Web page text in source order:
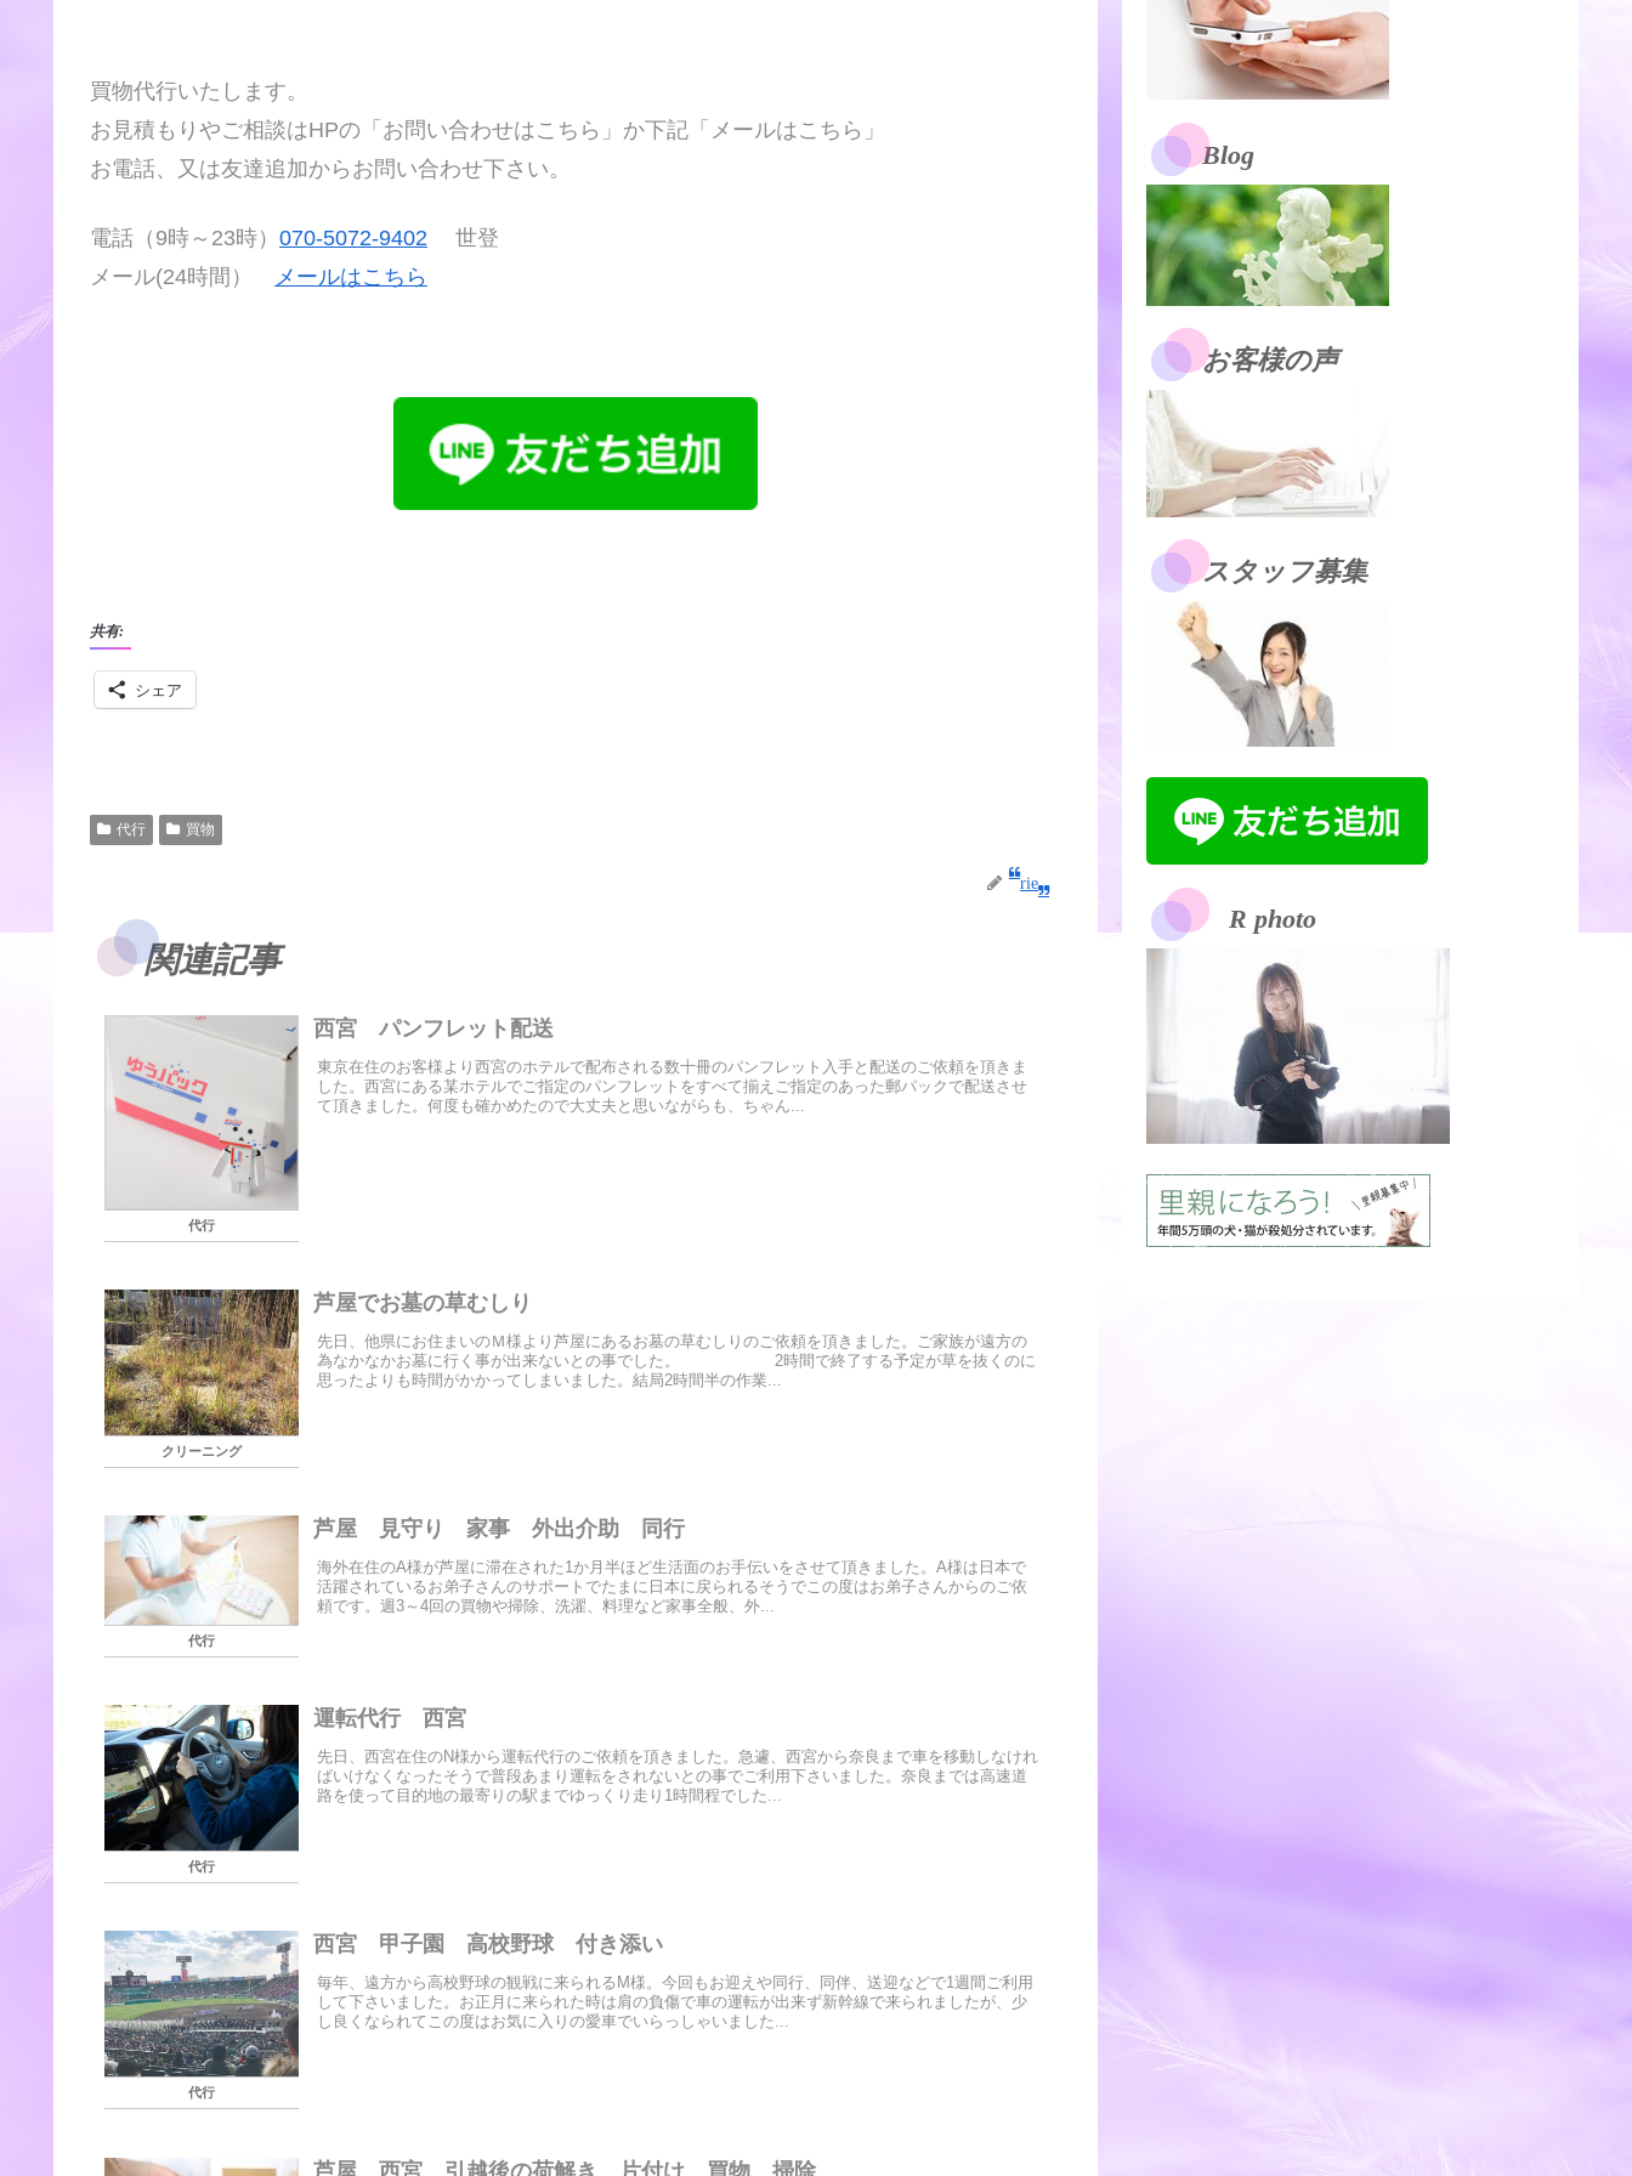
買物代行いたします。
お見積もりやご相談はHPの「お問い合わせはこちら」か下記「メールはこちら」
お電話、又は友達追加からお問い合わせ下さい。
電話（9時～23時） 070-5072-9402 世登
メール(24時間） メールはこちら
共有:
シェア
代行 買物
rie
関連記事
代行
西宮 パンフレット配送
東京在住のお客様より西宮のホテルで配布される数十冊のパンフレット入手と配送のご依頼を頂きま
した。西宮にある某ホテルでご指定のパンフレットをすべて揃えご指定のあった郵パックで配送させ
て頂きました。何度も確かめたので大丈夫と思いながらも、ちゃん...
クリーニング
芦屋でお墓の草むしり
先日、他県にお住まいのＭ様より芦屋にあるお墓の草むしりのご依頼を頂きました。ご家族が遠方の
為なかなかお墓に行く事が出来ないとの事でした。 2時間で終了する予定が草を抜くのに
思ったよりも時間がかかってしまいました。結局2時間半の作業...
代行
芦屋 見守り 家事 外出介助 同行
海外在住のA様が芦屋に滞在された1か月半ほど生活面のお手伝いをさせて頂きました。A様は日本で
活躍されているお弟子さんのサポートでたまに日本に戻られるそうでこの度はお弟子さんからのご依
頼です。週3～4回の買物や掃除、洗濯、料理など家事全般、外...
代行
運転代行 西宮
先日、西宮在住のN様から運転代行のご依頼を頂きました。急遽、西宮から奈良まで車を移動しなけれ
ばいけなくなったそうで普段あまり運転をされないとの事でご利用下さいました。奈良までは高速道
路を使って目的地の最寄りの駅までゆっくり走り1時間程でした...
代行
西宮 甲子園 高校野球 付き添い
毎年、遠方から高校野球の観戦に来られるM様。今回もお迎えや同行、同伴、送迎などで1週間ご利用
して下さいました。お正月に来られた時は肩の負傷で車の運転が出来ず新幹線で来られましたが、少
し良くなられてこの度はお気に入りの愛車でいらっしゃいました...
芦屋 西宮 引越後の荷解き 片付け 買物 掃除
Blog
お客様の声
スタッフ募集
R photo